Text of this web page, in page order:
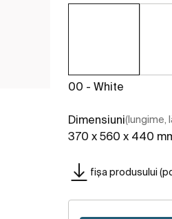
00 - White
Dimensiuni(lungime,
370 x 560 x 440
fișa produsului